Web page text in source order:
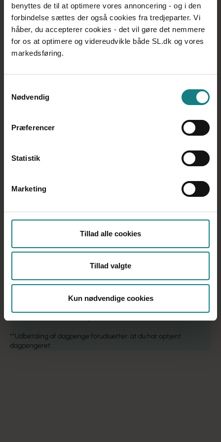
benyttes de til at optimere vores annoncering - og i den
forbindelse sættes der også cookies fra tredjeparter. Vi
håber, du accepterer cookies - det vil gøre det nemmere
for os at optimere og videreudvikle både SL.dk og vores
markedsføring.
Nødvendig
Præferencer
Statistik
Marketing
Tillad alle cookies
Tillad valgte
Kun nødvendige cookies
økonomisk hjælp ved
sygdom, hvis man
kommer på
ressourceafklaringsforløb
Ja
Rabat i mere end 1.500
nyuddannede (Gratis
Gratis ansvarsforsikring
til unge ml. 18-25 år
omfattet af Socialpædagogernes kollektive lønforsikring, som
koster 50 kr. (ca. 34 kr. efter fradrag) om måneden. Dette beløb
kommer oven i kontingenterne for hhv. fagforening og a-kasse,
og kan ikke fravælges. Med Socialpædagogernes kollektive
lønforsikringer, og den giver vores medlemmer økonomisk
**Udbetaling af dagpenge forudsætter, at du har optjent
dagpengeret.